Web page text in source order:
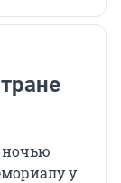
ночью
у